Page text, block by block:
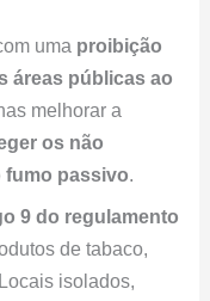
uma proibição
áreas públicas ao
melhorar a
os não
passivo.
9 do regulamento
de tabaco,
isolados,